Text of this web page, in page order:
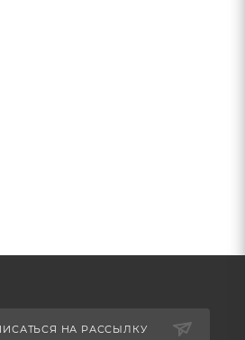
НА РАССЫЛКУ